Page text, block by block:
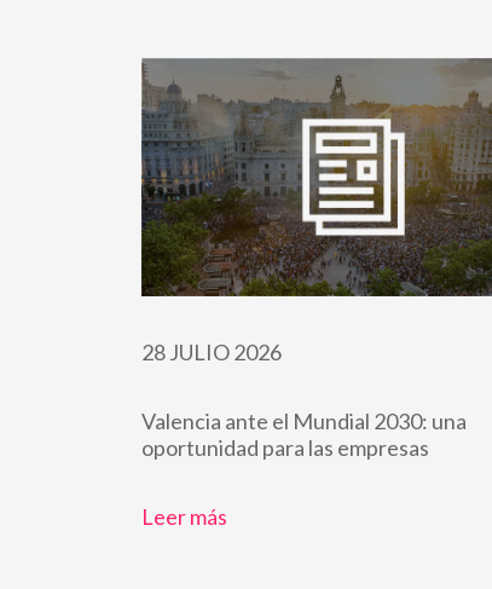
28 JULIO 2026
Valencia ante el Mundial 2030: una
oportunidad para las empresas
Leer más